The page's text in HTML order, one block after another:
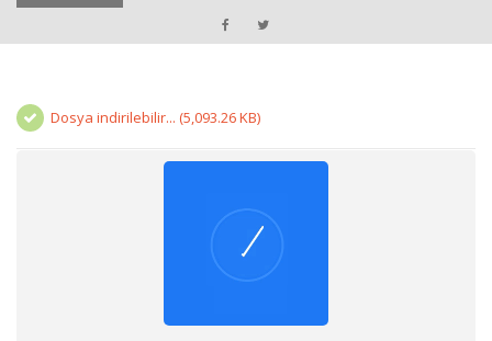
Dosya indirilebilir... (5,093.26 KB)